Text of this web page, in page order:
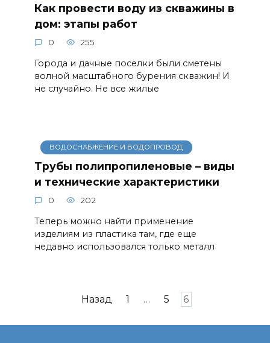
Как провести воду из скважины в
дом: этапы работ
0 255
Города и дачные поселки были сметены
волной масштабного бурения скважин! И
не случайно. Не все жилые
ВОДОСНАБЖЕНИЕ И ВОДОПРОВОД
Трубы полипропиленовые – виды
и технические характеристики
0 202
Теперь можно найти применение
изделиям из пластика там, где еще
недавно использовался только металл
записям
Назад 1 … 5 6